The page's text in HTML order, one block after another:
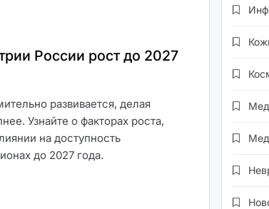
России рост до 2027
развивается, делая
Узнайте о факторах роста,
на доступность
до 2027 года.